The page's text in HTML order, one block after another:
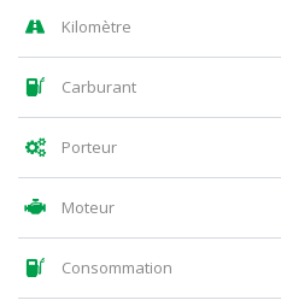
Kilomètre
Carburant
Porteur
Moteur
Consommation